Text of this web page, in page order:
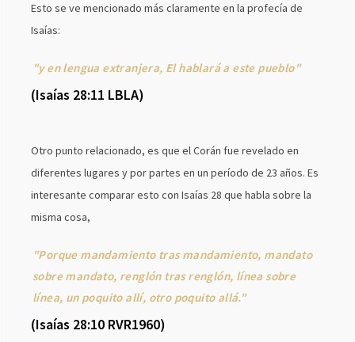
Esto se ve mencionado más claramente en la profecía de
Isaías:
"y en lengua extranjera, El hablará a este pueblo"
(Isaías 28:11 LBLA)
Otro punto relacionado, es que el Corán fue revelado en
diferentes lugares y por partes en un período de 23 años. Es
interesante comparar esto con Isaías 28 que habla sobre la
misma cosa,
"Porque mandamiento tras mandamiento, mandato
sobre mandato, renglón tras renglón, línea sobre
línea, un poquito allí, otro poquito allá."
(Isaías 28:10 RVR1960)